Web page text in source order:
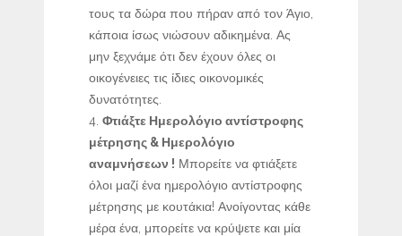
τους τα δώρα που πήραν από τον Άγιο,
κάποια ίσως νιώσουν αδικημένα. Ας
μην ξεχνάμε ότι δεν έχουν όλες οι
οικογένειες τις ίδιες οικονομικές
δυνατότητες.
Φτιάξτε Ημερολόγιο αντίστροφης
μέτρησης & Ημερολόγιο
αναμνήσεων ! Μπορείτε να φτιάξετε
όλοι μαζί ένα ημερολόγιο αντίστροφης
μέτρησης με κουτάκια! Ανοίγοντας κάθε
μέρα ένα, μπορείτε να κρύψετε και μία